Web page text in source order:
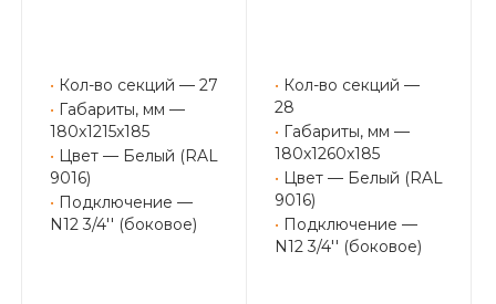
• Кол-во секций — 27
• Габариты, мм —
180x1215x185
• Цвет — Белый (RAL
9016)
• Подключение —
N12 3/4'' (боковое)
• Кол-во секций —
28
• Габариты, мм —
180x1260x185
• Цвет — Белый (RAL
9016)
• Подключение —
N12 3/4'' (боковое)